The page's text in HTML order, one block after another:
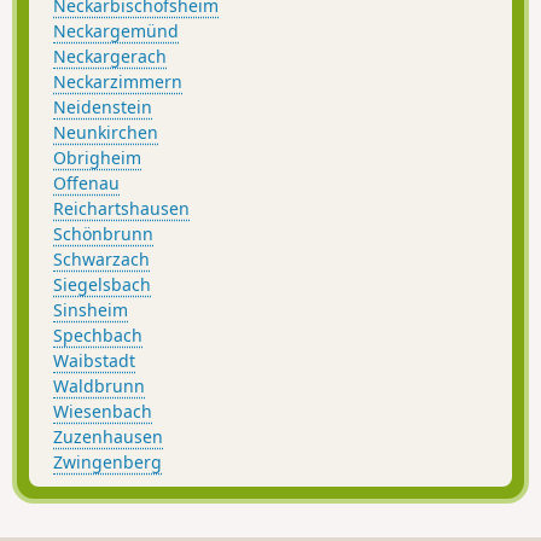
Neckarbischofsheim
Neckargemünd
Neckargerach
Neckarzimmern
Neidenstein
Neunkirchen
Obrigheim
Offenau
Reichartshausen
Schönbrunn
Schwarzach
Siegelsbach
Sinsheim
Spechbach
Waibstadt
Waldbrunn
Wiesenbach
Zuzenhausen
Zwingenberg